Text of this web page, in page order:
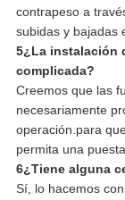
contrapeso a
subidas y bajadas
5¿La instalación
complicada?
Creemos que las
necesariamente
operación.para
permita una
6¿Tiene alguna
Sí, lo hacemos